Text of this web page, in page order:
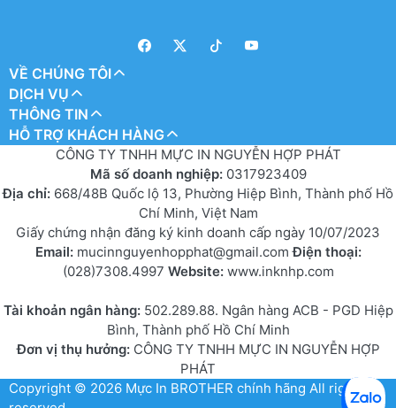
VỀ CHÚNG TÔI
DỊCH VỤ
THÔNG TIN
HỖ TRỢ KHÁCH HÀNG
CÔNG TY TNHH MỰC IN NGUYỄN HỢP PHÁT
Mã số doanh nghiệp: 0317923409
Địa chỉ: 668/48B Quốc lộ 13, Phường Hiệp Bình, Thành phố Hồ
Chí Minh, Việt Nam
Giấy chứng nhận đăng ký kinh doanh cấp ngày 10/07/2023
Email: mucinnguyenhopphat@gmail.comĐiện thoại:
(028)7308.4997 Website: www.inknhp.com
Tài khoản ngân hàng: 502.289.88. Ngân hàng ACB - PGD Hiệp
Bình, Thành phố Hồ Chí Minh
Đơn vị thụ hưởng:CÔNG TY TNHH MỰC IN NGUYỄN HỢP
PHÁT
Copyright © 2026 Mực In BROTHER chính hãng All rights